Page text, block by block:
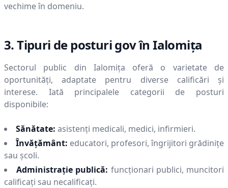
vechime în domeniu.
3. Tipuri de posturi gov înIalomiţa
Sectorul public din Ialomiţa oferă o varietate de
oportunități, adaptate pentru diverse calificări și
interese. Iată principalele categorii de posturi
disponibile:
Sănătate: asistenți medicali, medici, infirmieri.
Învățământ: educatori, profesori, îngrijitori grădinițe
sau școli.
Administrație publică: funcționari publici, muncitori
calificați sau necalificați.